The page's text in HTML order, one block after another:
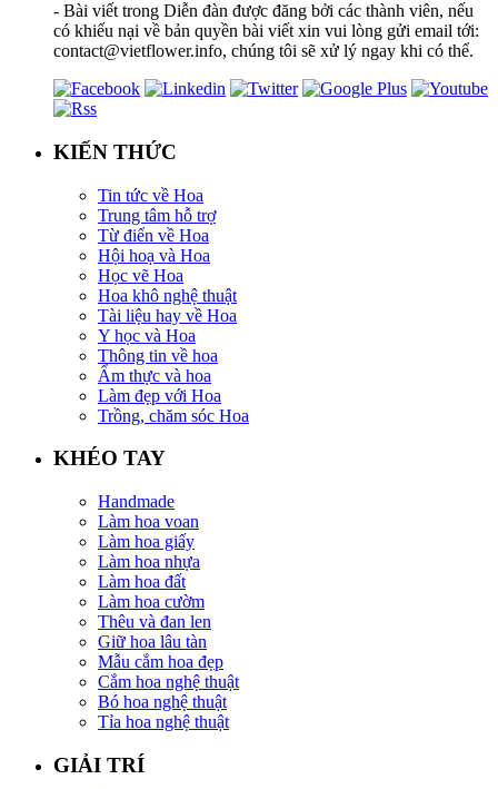
- Bài viết trong Diễn đàn được đăng bởi các thành viên, nếu
có khiếu nại về bản quyền bài viết xin vui lòng gửi email tới:
contact@vietflower.info, chúng tôi sẽ xử lý ngay khi có thể.
KIẾN THỨC
Tin tức về Hoa
Trung tâm hỗ trợ
Từ điển về Hoa
Hội hoạ và Hoa
Học vẽ Hoa
Hoa khô nghệ thuật
Tài liệu hay về Hoa
Y học và Hoa
Thông tin về hoa
Ẩm thực và hoa
Làm đẹp với Hoa
Trồng, chăm sóc Hoa
KHÉO TAY
Handmade
Làm hoa voan
Làm hoa giấy
Làm hoa nhựa
Làm hoa đất
Làm hoa cườm
Thêu và đan len
Giữ hoa lâu tàn
Mẫu cắm hoa đẹp
Cắm hoa nghệ thuật
Bó hoa nghệ thuật
Tỉa hoa nghệ thuật
GIẢI TRÍ